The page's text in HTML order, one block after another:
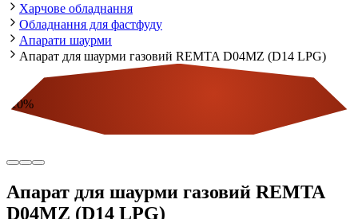
Харчове обладнання
Обладнання для фастфуду
Апарати шаурми
Апарат для шаурми газовий REMTA D04MZ (D14 LPG)
10%
Апарат для шаурми газовий REMTA
D04MZ (D14 LPG)